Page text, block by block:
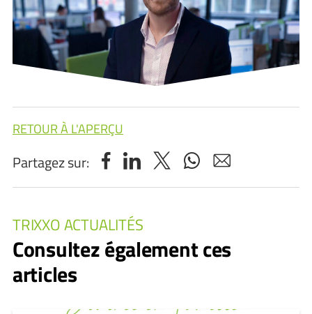
RETOUR À L'APERÇU
Partagez sur:
TRIXXO ACTUALITÉS
Consultez également ces
articles